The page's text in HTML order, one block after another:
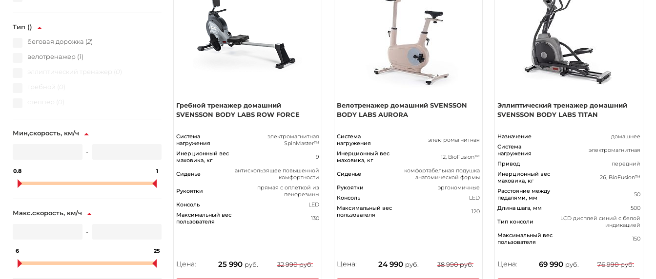
Тип ()
беговая дорожка (2)
велотренажер (1)
эллиптический тренажер ( 0
гребной ( 0
степпер ( 0
Мин,скорость, км/ч
-
0.8 1
Макс.скорость, км/ч
-
6 25
Гребной тренажер домашний
SVENSSON BODY LABS ROW FORCE
Система
нагружения
электромагнитная
SpinMaster™
Инерционный вес
маховика, кг
9
Сиденье
антискользящее повышенной
комфортности
Рукоятки
прямая с оплеткой из
пенорезины
Консоль
LED
Максимальный вес
пользователя
130
Цена: 25 990 руб. 32 990 руб.
Велотренажер домашний SVENSSON
BODY LABS AURORA
Система
нагружения
электромагнитная
Инерционный вес
маховика, кг
12, BioFusion™
Сиденье
комфортабельная подушка
анатомической формы
Рукоятки
эргономичные
Консоль
LED
Максимальный вес
пользователя
120
Цена: 24 990 руб. 38 990 руб.
Эллиптический тренажер домашний
SVENSSON BODY LABS TITAN
Назначение
домашнее
Система
нагружения
электромагнитная
Привод
передний
Инерционный вес
маховика, кг
26, BioFusion™
Расстояние между
педалями, мм
50
Длина шага, мм
500
Тип консоли
LCD дисплей синий с белой
индикацией
Максимальный вес
пользователя
150
Цена: 69 990 руб. 76 990 руб.